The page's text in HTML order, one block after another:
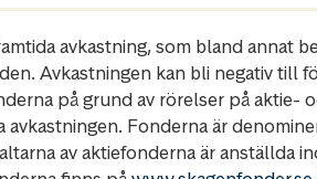
avkastning, som bland annat
Avkastningen kan bli negativ till
på grund av rörelser på
Fonderna är
av aktiefonderna är anställda